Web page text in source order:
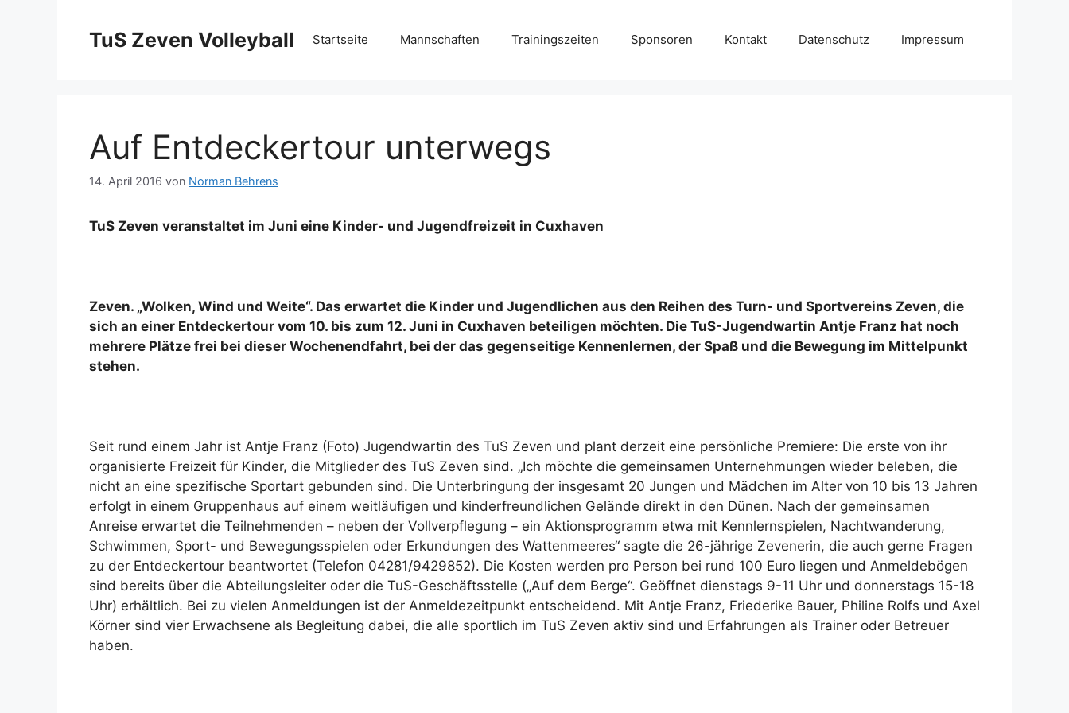
TuS Zeven Volleyball Startseite Mannschaften Trainingszeiten Sponsoren Kontakt Datenschutz Impressum
Auf Entdeckertour unterwegs
14. April 2016 von Norman Behrens
TuS Zeven veranstaltet im Juni eine Kinder- und Jugendfreizeit in Cuxhaven
Zeven. „Wolken, Wind und Weite“. Das erwartet die Kinder und Jugendlichen aus den Reihen des Turn- und Sportvereins Zeven, die
sich an einer Entdeckertour vom 10. bis zum 12. Juni in Cuxhaven beteiligen möchten. Die TuS-Jugendwartin Antje Franz hat noch
mehrere Plätze frei bei dieser Wochenendfahrt, bei der das gegenseitige Kennenlernen, der Spaß und die Bewegung im Mittelpunkt
stehen.
Seit rund einem Jahr ist Antje Franz (Foto) Jugendwartin des TuS Zeven und plant derzeit eine persönliche Premiere: Die erste von ihr
organisierte Freizeit für Kinder, die Mitglieder des TuS Zeven sind. „Ich möchte die gemeinsamen Unternehmungen wieder beleben, die
nicht an eine spezifische Sportart gebunden sind. Die Unterbringung der insgesamt 20 Jungen und Mädchen im Alter von 10 bis 13 Jahren
erfolgt in einem Gruppenhaus auf einem weitläufigen und kinderfreundlichen Gelände direkt in den Dünen. Nach der gemeinsamen
Anreise erwartet die Teilnehmenden – neben der Vollverpflegung – ein Aktionsprogramm etwa mit Kennlernspielen, Nachtwanderung,
Schwimmen, Sport- und Bewegungsspielen oder Erkundungen des Wattenmeeres“ sagte die 26-jährige Zevenerin, die auch gerne Fragen
zu der Entdeckertour beantwortet (Telefon 04281/9429852). Die Kosten werden pro Person bei rund 100 Euro liegen und Anmeldebögen
sind bereits über die Abteilungsleiter oder die TuS-Geschäftsstelle („Auf dem Berge“. Geöffnet dienstags 9-11 Uhr und donnerstags 15-18
Uhr) erhältlich. Bei zu vielen Anmeldungen ist der Anmeldezeitpunkt entscheidend. Mit Antje Franz, Friederike Bauer, Philine Rolfs und Axel
Körner sind vier Erwachsene als Begleitung dabei, die alle sportlich im TuS Zeven aktiv sind und Erfahrungen als Trainer oder Betreuer
haben.